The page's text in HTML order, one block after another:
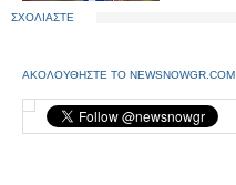
ΣΧΟΛΙΑΣΤΕ
ΑΚΟΛΟΥΘΗΣΤΕ ΤΟ NEWSNOWGR.COM